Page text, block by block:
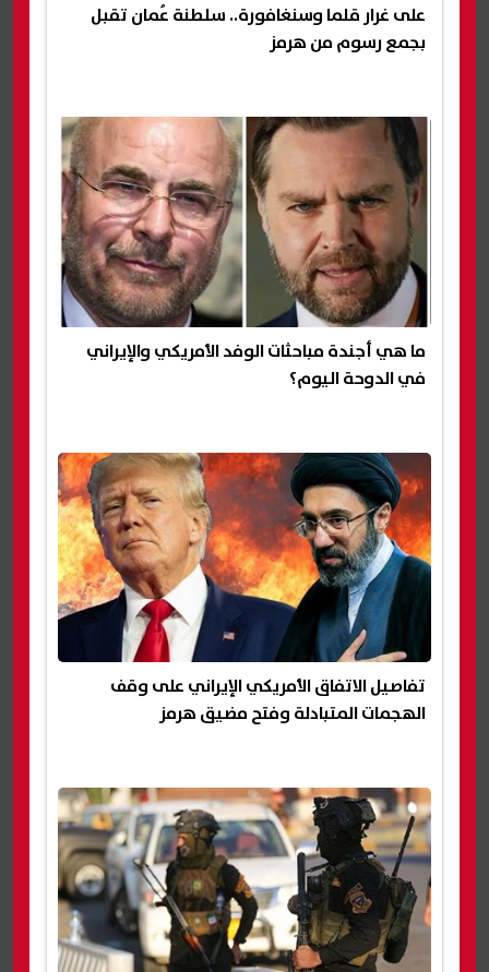
على غرار قلما وسنغافورة.. سلطنة عُمان تقبل
بجمع رسوم من هرمز
ما هي أجندة مباحثات الوفد الأمريكي والإيراني
في الدوحة اليوم؟
تفاصيل الاتفاق الأمريكي الإيراني على وقف
الهجمات المتبادلة وفتح مضيق هرمز